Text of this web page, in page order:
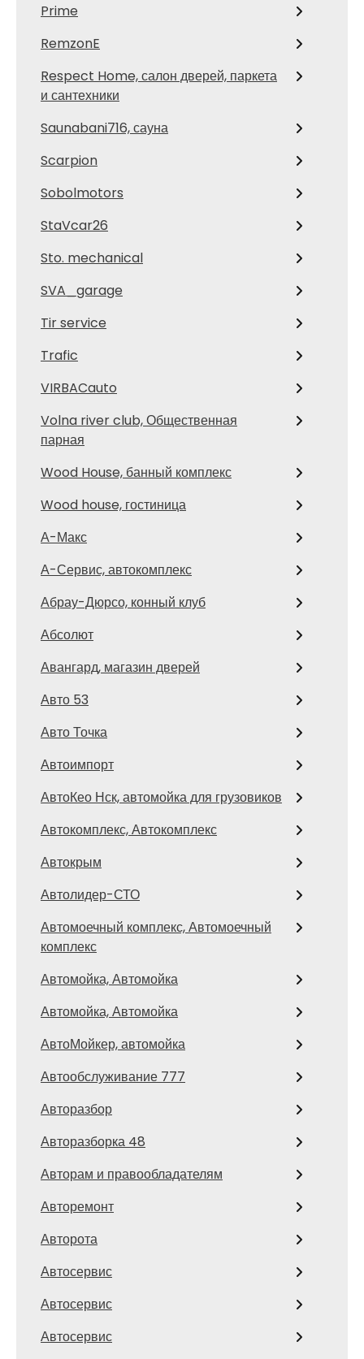
Prime
RemzonE
Respect Home, салон дверей, паркета
и сантехники
Saunabani716, сауна
Scarpion
Sobolmotors
StaVcar26
Sto. mechanical
SVA_garage
Tir service
Trafic
VIRBACauto
Volna river club, Общественная
парная
Wood House, банный комплекс
Wood house, гостиница
А-Макс
А-Сервис, автокомплекс
Абрау-Дюрсо, конный клуб
Абсолют
Авангард, магазин дверей
Авто 53
Авто Точка
Автоимпорт
АвтоКео Нск, автомойка для грузовиков
Автокомплекс, Автокомплекс
Автокрым
Автолидер-СТО
Автомоечный комплекс, Автомоечный
комплекс
Автомойка, Автомойка
Автомойка, Автомойка
АвтоМойкер, автомойка
Автообслуживание 777
Авторазбор
Авторазборка 48
Авторам и правообладателям
Авторемонт
Авторота
Автосервис
Автосервис
Автосервис